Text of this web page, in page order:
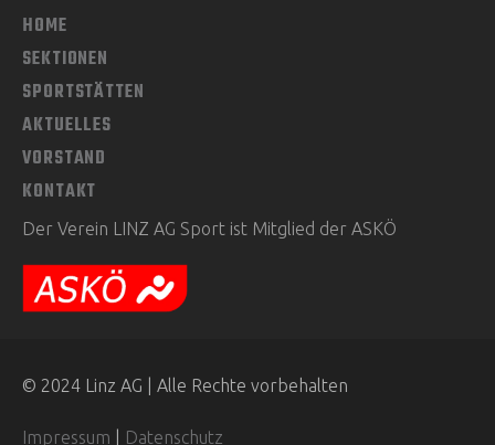
HOME
SEKTIONEN
SPORTSTÄTTEN
AKTUELLES
VORSTAND
KONTAKT
Der Verein LINZ AG Sport ist Mitglied der ASKÖ
© 2024 Linz AG | Alle Rechte vorbehalten
Impressum Datenschutz